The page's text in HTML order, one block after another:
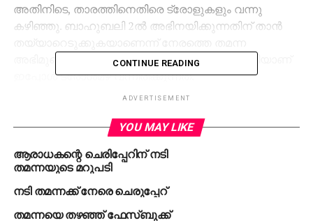
അതിനിടെ, താരത്തിനെതിരെ ട്രോളുകളും വന്നു
കഴിഞ്ഞു. ബാഹുബലി 2ല്‍ അഭിനയിക്കുന്നതിന് താന്‍
അഭിമുഖങ്ങളില്‍ പറഞ്ഞിരുന്നു. ഇത് ചൂണ്ടിക്കാട്ടിയാണ്
ഇപ്പോള്‍ ട്രോള്‍മഴ വന്നിരിക്കുന്നത്.
CONTINUE READING
ADVERTISEMENT
YOU MAY LIKE
ആരാധകന്റെ ചെരിപ്പേറിന് നടി
തമന്നയുടെ മറുപടി
നടി തമന്നക്ക് നേരെ ചെരുപ്പേറ്
തമന്നയെ തഴഞ്ഞ് ഫേസ്ബുക്ക്